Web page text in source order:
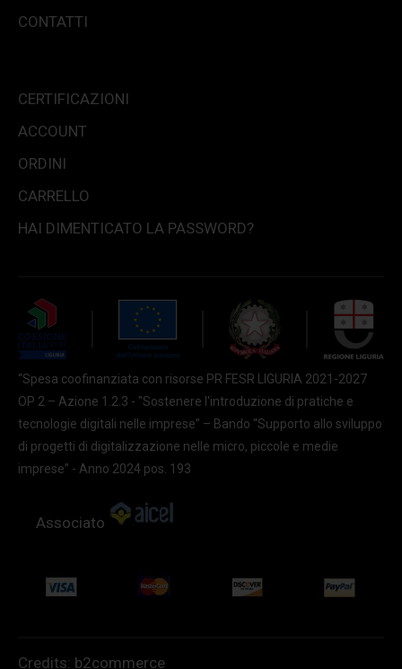
CONTATTI
CERTIFICAZIONI
ACCOUNT
ORDINI
CARRELLO
HAI DIMENTICATO LA PASSWORD?
“Spesa coofinanziata con risorse PR FESR LIGURIA 2021-2027
OP 2 – Azione 1.2.3 - "Sostenere l'introduzione di pratiche e
tecnologie digitali nelle imprese” – Bando “Supporto allo sviluppo
di progetti di digitalizzazione nelle micro, piccole e medie
imprese” - Anno 2024 pos. 193
Associato
Credits: b2commerce